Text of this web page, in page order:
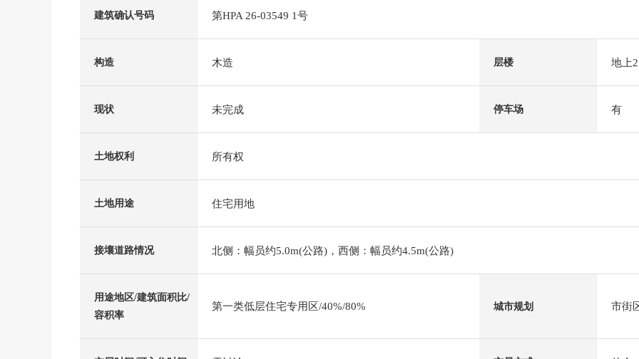
建筑确认号码 第HPA 26-03549 1号
构造 木造 层楼 地上
现状 未完成 停车场 有
土地权利 所有权
土地用途 住宅用地
接壤道路情况 北侧：幅员约5.0m(公路)，西侧：幅员约4.5m(公路)
用途地区/建筑面积比/
容积率
第一类低层住宅专用区/40%/80% 城市规划 市街